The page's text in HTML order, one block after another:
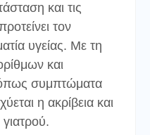
και τις
τον
υγείας. Με τη
και
συμπτώματα
η ακρίβεια και